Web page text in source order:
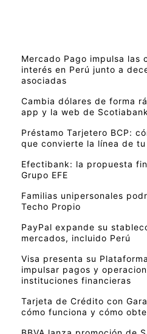
Mercado Pago impulsa las
interés en Perú junto a
asociadas
Cambia dólares de forma
app y la web de Scotiabank
Préstamo Tarjetero BCP:
que convierte la línea de
Efectibank: la propuesta
Grupo EFE
Familias unipersonales
Techo Propio
PayPal expande su
mercados, incluido Perú
Visa presenta su
impulsar pagos y
instituciones financieras
Tarjeta de Crédito con
cómo funciona y cómo